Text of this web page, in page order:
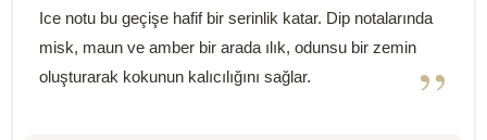
Ice notu bu geçişe hafif bir serinlik katar. Dip notalarında
misk, maun ve amber bir arada ılık, odunsu bir zemin
oluşturarak kokunun kalıcılığını sağlar.
”